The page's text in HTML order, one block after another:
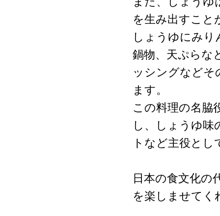
を生み出すこと
しょうゆにみり
鍋物、天ぷらな
ッシングなど
ます。
この料理の名脇
し、しょうゆ
トなど主役と
日本の食文化の
を楽しませてく